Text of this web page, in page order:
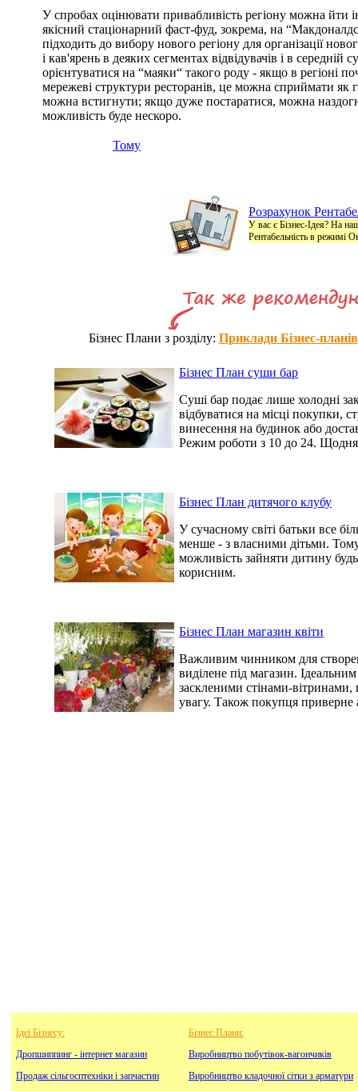
У спробах оцінювати привабливість регіону можна йти
якісний стаціонарний фаст-фуд, зокрема, на
підходить до вибору нового регіону для організації
і кав'ярень в деяких сегментах відвідувачів і в
орієнтуватися на “маяки“ такого роду - якщо в регіоні
мережеві структури ресторанів, це можна сприймати як
можна встигнути; якщо дуже постаратися, можна
можливість буде нескоро.
Тому
Розрахунок
У вас є Бізнес-Ідея? На
Рентабельність в режимі
Бізнес Плани з розділу: Приклади Бізнес-
Бізнес План суши бар
Суші бар подає лише холодні
відбуватися на місці покупки,
винесення на будинок або
Режим роботи з 10 до 24.
Бізнес План дитячого клубу
У сучасному світі батьки все
менше - з власними дітьми.
можливість зайняти дитину
корисним.
Бізнес План магазин квіти
Важливим чинником для
виділене під магазин.
заскленими стінами-
увагу. Також покупця приверне
Ідеї Бізнесу:
Дропшиппинг - інтернет магазин
Продаж сільгосптехніки і запчастин
Бізнес Плани:
Виробництво побутівок-вагончиків
Виробництво кладочної сітки з арматури